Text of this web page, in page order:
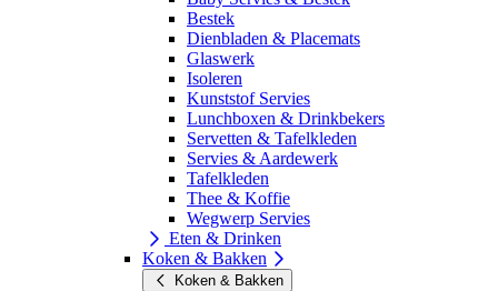
Bestek
Dienbladen & Placemats
Glaswerk
Isoleren
Kunststof Servies
Lunchboxen & Drinkbekers
Servetten & Tafelkleden
Servies & Aardewerk
Tafelkleden
Thee & Koffie
Wegwerp Servies
Eten & Drinken
Koken & Bakken
Koken & Bakken